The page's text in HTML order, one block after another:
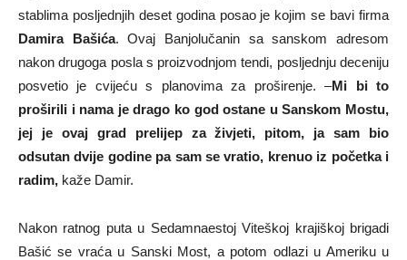
stablima posljednjih deset godina posao je kojim se bavi firma
Damira Bašića. Ovaj Banjolučanin sa sanskom adresom
nakon drugoga posla s proizvodnjom tendi, posljednju deceniju
posvetio je cvijeću s planovima za proširenje. –Mi bi to
proširili i nama je drago ko god ostane u Sanskom Mostu,
jej je ovaj grad prelijep za živjeti, pitom, ja sam bio
odsutan dvije godine pa sam se vratio, krenuo iz početka i
radim, kaže Damir.
Nakon ratnog puta u Sedamnaestoj Viteškoj krajiškoj brigadi
Bašić se vraća u Sanski Most, a potom odlazi u Ameriku u